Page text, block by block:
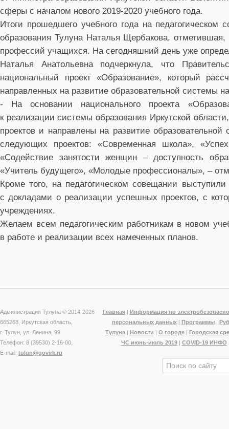
сферы с началом нового 2019-2020 учебного года.
Итоги прошедшего учебного года на
образования Тулуна Наталья Щербакова,
профессий учащихся. На сегодняшний день уже
Наталья Анатольевна подчеркнула, что
национальный проект «Образование», который
направленных на развитие образовательной системы
- На основании национального проекта
к реализации системы образования Иркутской
проектов и направлены на развитие
следующих проектов: «Современная школа»,
«Содействие занятости женщин – доступность
«Учитель будущего», «Молодые профессионалы», –
Кроме того, на педагогическом совещании
с докладами о реализации успешных проектов, с
учреждениях.
Желаем всем педагогическим работникам в новом
в работе и реализации всех намеченных планов.
Администрация Тулуна © 2014-2026
665268, Иркутская область,
г. Тулун, ул. Ленина, 99
Телефон: 8 (39530) 2-16-00,
E-mail: tulun@govirk.ru
Главная| Информация по
персональных данных| Программы|
Тулуна| Новости | О городе| Городская
ЧС июнь-июль 2019| COVID-19 ИНФО